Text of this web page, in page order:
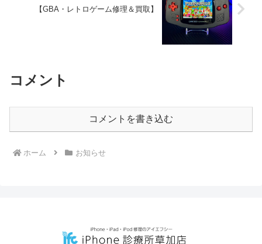
【GBA・レトロゲーム修理＆買取】
コメント
コメントを書き込む
ホーム お知らせ